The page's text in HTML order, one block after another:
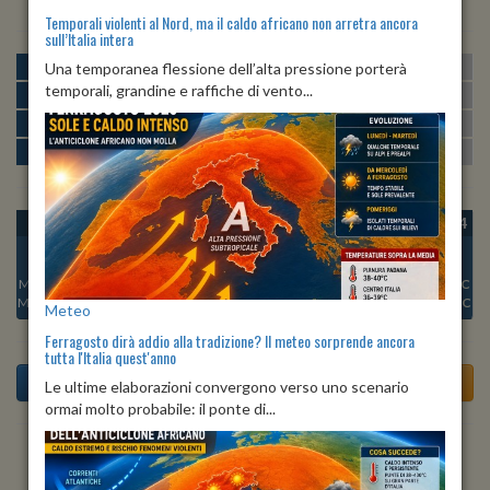
MATTINA min:17º max:26º U:
POMERIGGIO min:26º max:29º
SERA min:21º max:28º U:81% 88%
NOTTE min: 17º max:20º U:80%
OGGI
Min:
21°C
Max:24°C
DOM 09
Min:
Max:26°C
LUN 10
Min:19°C
Max:28°C
MAR 11
Min:
20°C
Max:29°C
MER 12
Max:30°C
GIO 13
Min:21°C
Max:28°C
VEN 14
23°C
Max:27°C
Previsioni del Tempo a Teana tra 5 giorni
Temporali violenti al Nord, ma il caldo africano non arretra ancora
sull’Italia intera
Una temporanea flessione dell’alta pressione porterà
temporali, grandine e raffiche di vento...
Meteo
Ferragosto dirà addio alla tradizione? Il meteo sorprende ancora
tutta l'Italia quest'anno
Le ultime elaborazioni convergono verso uno scenario
ormai molto probabile: il ponte di...